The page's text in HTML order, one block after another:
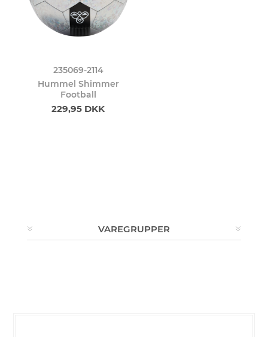
235069-2114
Hummel Shimmer
Football
229,95 DKK
VAREGRUPPER